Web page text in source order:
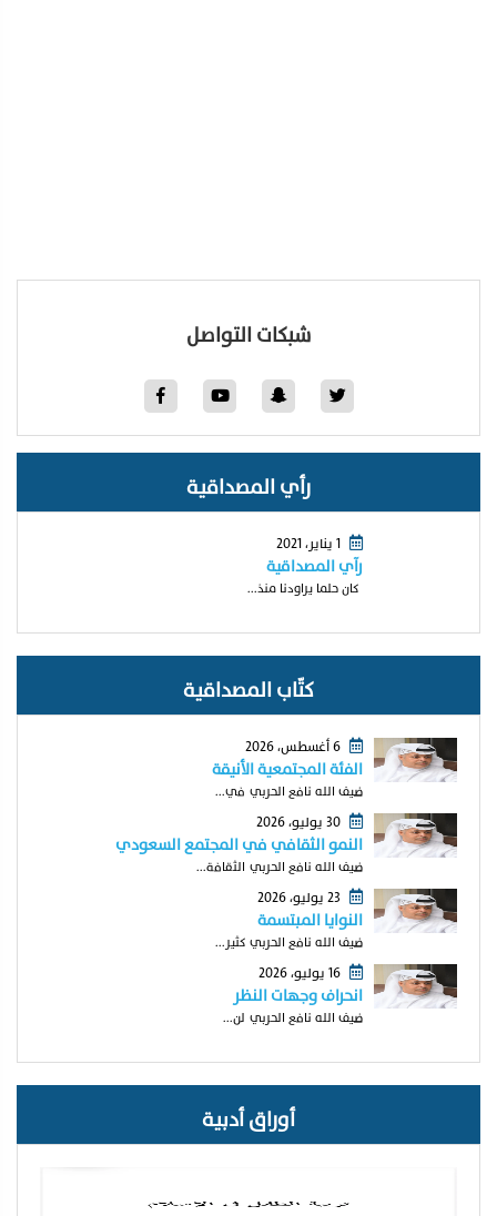
شبكات التواصل
رأي المصداقية
1 يناير، 2021
رآي المصداقية
كان حلما يراودنا منذ...
كتّاب المصداقية
6 أغسطس، 2026
الفئة المجتمعية الأنيقة
ضيف الله نافع الحربي في...
30 يوليو، 2026
النمو الثقافي في المجتمع السعودي
ضيف الله نافع الحربي الثقافة...
النوايا المبتسمة
ضيف الله نافع الحربي كثير...
16 يوليو، 2026
انحراف وجهات النظر
ضيف الله نافع الحربي لن...
أوراق أدبية